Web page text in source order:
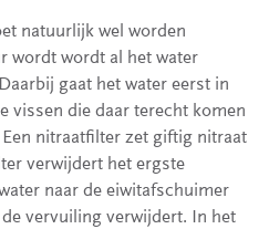
natuurlijk wel worden
wordt wordt al het water
gaat het water eerst in
vissen die daar terecht komen
nitraatfilter zet giftig nitraat
verwijdert het ergste
naar de eiwitafschuimer
de vervuiling verwijdert. In het